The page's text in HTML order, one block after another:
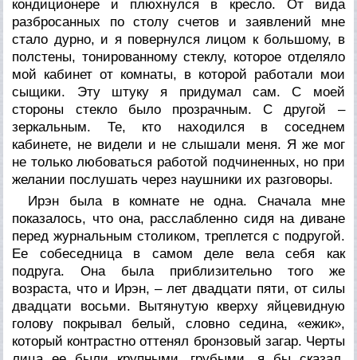
кондиционере и плюхнулся в кресло. От вида
разбросанных по столу счетов и заявлений мне
стало дурно, и я повернулся лицом к большому, в
полстены, тонированному стеклу, которое отделяло
мой кабинет от комнаты, в которой работали мои
сыщики. Эту штуку я придумал сам. С моей
стороны стекло было прозрачным. С другой –
зеркальным. Те, кто находился в соседнем
кабинете, не видели и не слышали меня. Я же мог
не только любоваться работой подчиненных, но при
желании послушать через наушники их разговоры.
Ирэн была в комнате не одна. Сначала мне
показалось, что она, расслабленно сидя на диване
перед журнальным столиком, треплется с подругой.
Ее собеседница в самом деле вела себя как
подруга. Она была приблизительно того же
возраста, что и Ирэн, – лет двадцати пяти, от силы
двадцати восьми. Вытянутую кверху яйцевидную
голову покрывал белый, словно седина, «ежик»,
который контрастно оттенял бронзовый загар. Черты